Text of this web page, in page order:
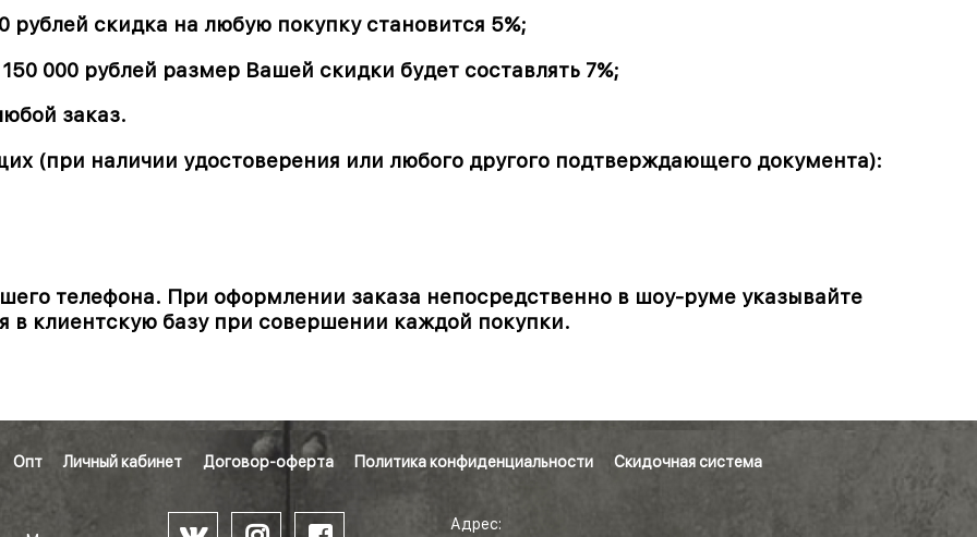
скидка на любую покупку становится 5%;
000 рублей размер Вашей скидки будет составлять 7%;
заказ.
(при наличии удостоверения или любого другого подтверждающего документа):
телефона. При оформлении заказа непосредственно в шоу-руме указывайте
клиентскую базу при совершении каждой покупки.
Опт Личный кабинет Договор-оферта Политика конфиденциальности Скидочная система
Адрес: